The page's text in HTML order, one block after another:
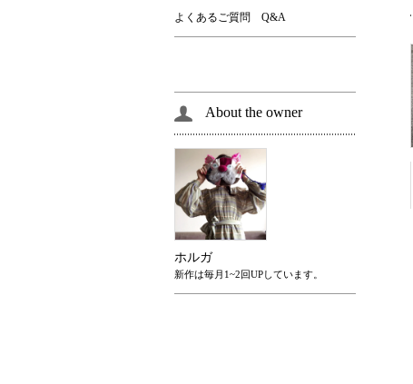
よくあるご質問 Q&A
About the owner
ホルガ
新作は毎月1~2回UPしています。